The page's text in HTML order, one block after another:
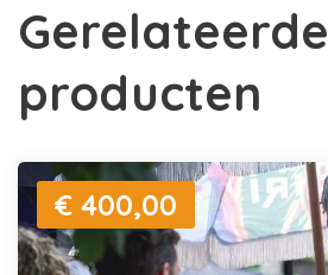
Gerelateerde
producten
€ 400,00